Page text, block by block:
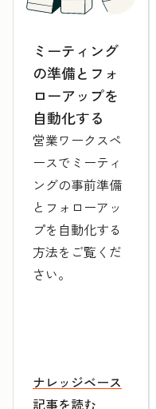
ミーティング
の準備とフォ
ローアップを
自動化する
営業ワークスペ
ースでミーティ
ングの事前準備
とフォローアッ
プを自動化する
方法をご覧くだ
さい。
ナレッジベース
記事を読む